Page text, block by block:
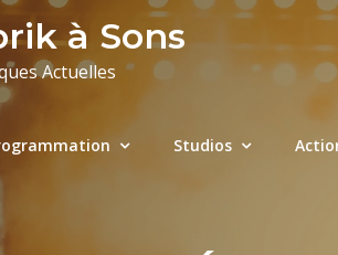
à Sons
Actuelles
Studios